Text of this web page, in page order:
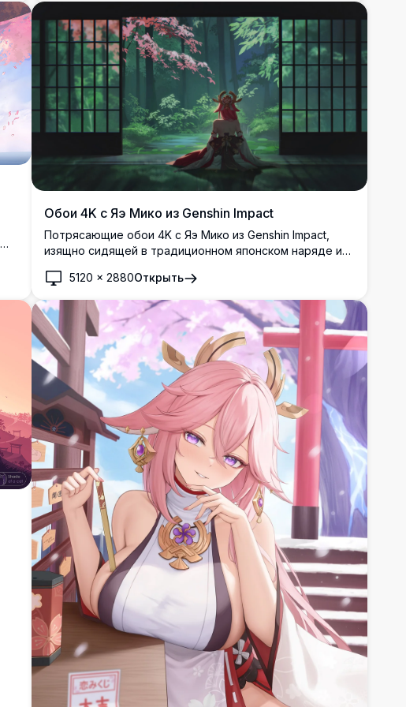
Обои 4K с Яэ Мико из Genshin Impact
Потрясающие обои 4K с Яэ Мико из Genshin Impact,
изящно сидящей в традиционном японском наряде и
сёдзи с ветвями цветущей сакуры.
5120 × 2880Открыть